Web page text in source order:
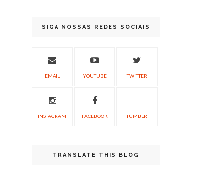
SIGA NOSSAS REDES SOCIAIS
EMAIL YOUTUBE TWITTER
INSTAGRAM FACEBOOK TUMBLR
TRANSLATE THIS BLOG